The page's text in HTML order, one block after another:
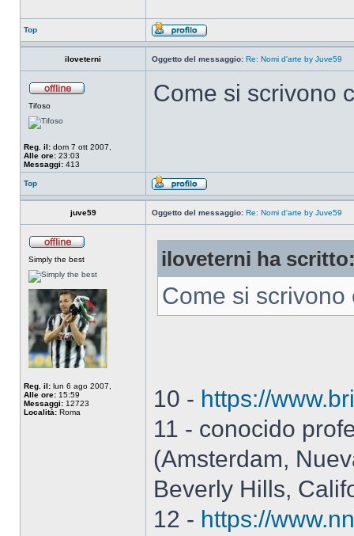
Top
iloveterni Oggetto del messaggio: Re: Nomi d'arte by Juve59
Tifoso
Reg. il: dom 7 ott 2007,
Alle ore: 23:03
Messaggi: 413
Come si scrivono
Top
juve59 Oggetto del messaggio: Re: Nomi d'arte by Juve59
Simply the best
Reg. il: lun 6 ago 2007,
Alle ore: 15:59
Messaggi: 12723
Località: Roma
iloveterni ha
Come si
10 - https://
11 - conocido
(Amsterdam,
Beverly Hills,
12 - https://